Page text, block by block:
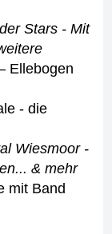
Stars - Mit
Ellebogen
- die
Wiesmoor -
& mehr
mit Band